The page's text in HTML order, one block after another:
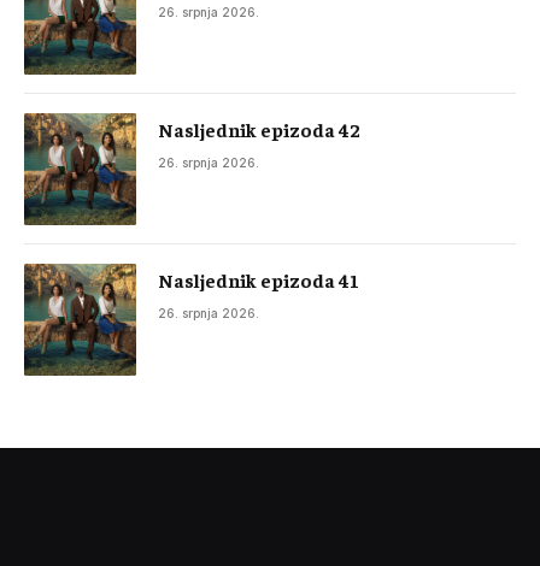
26. srpnja 2026.
Nasljednik epizoda 42
26. srpnja 2026.
Nasljednik epizoda 41
26. srpnja 2026.